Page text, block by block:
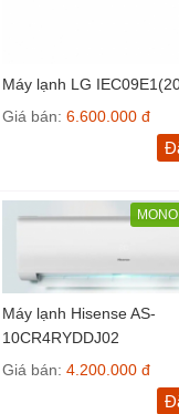
Máy lạnh LG
Giá bán: 6.600.000 đ
Máy lạnh Hisense AS-
10CR4RYDDJ02
Giá bán: 4.200.000 đ